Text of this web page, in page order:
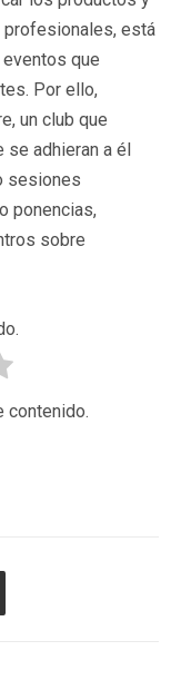
profesionales, está
que
Por ello,
un club que
adhieran a él
sesiones
ponencias,
sobre
contenido.